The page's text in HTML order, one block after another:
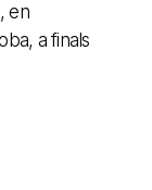
en
a finals